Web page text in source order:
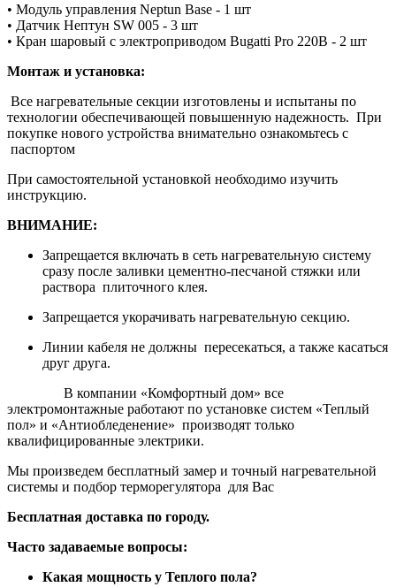
• Модуль управления Neptun Base - 1 шт
• Датчик Нептун SW 005 - 3 шт
• Кран шаровый с электроприводом Bugatti Pro 220В - 2 шт
Монтаж и установка:
Все нагревательные секции изготовлены и испытаны по
технологии обеспечивающей повышенную надежность. При
покупке нового устройства внимательно ознакомьтесь с
паспортом
При самостоятельной установкой необходимо изучить
инструкцию.
ВНИМАНИЕ:
Запрещается включать в сеть нагревательную систему
сразу после заливки цементно-песчаной стяжки или
раствора плиточного клея.
Запрещается укорачивать нагревательную секцию.
Линии кабеля не должны пересекаться, а также касаться
друг друга.
В компании «Комфортный дом» все
электромонтажные работают по установке систем «Теплый
пол» и «Антиобледенение» производят только
квалифицированные электрики.
Мы произведем бесплатный замер и точный нагревательной
системы и подбор терморегулятора для Вас
Бесплатная доставка по городу.
Часто задаваемые вопросы:
Какая мощность у Теплого пола?